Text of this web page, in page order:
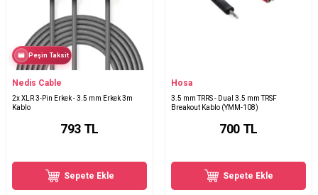
Peşin Taksit
Nedis Cable
2x XLR 3-Pin Erkek - 3.5 mm Erkek 3m
Kablo
793 TL
Sepete Ekle
Hosa
3.5 mm TRRS - Dual 3.5 mm TRSF
Breakout Kablo (YMM-108)
700 TL
Sepete Ekle